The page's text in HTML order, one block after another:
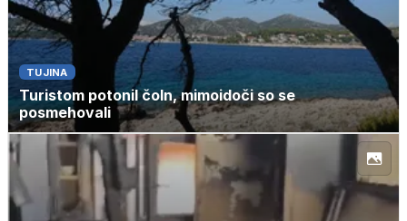
TUJINA
Turistom potonil čoln, mimoidoči so se
posmehovali